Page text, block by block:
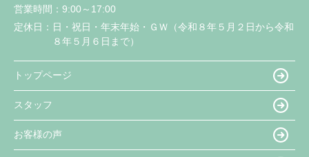
営業時間： 9:00～17:00
定休日： 日・祝日・年末年始・ＧＷ（令和８年５月２日から令和
８年５月６日まで）
トップページ
スタッフ
お客様の声